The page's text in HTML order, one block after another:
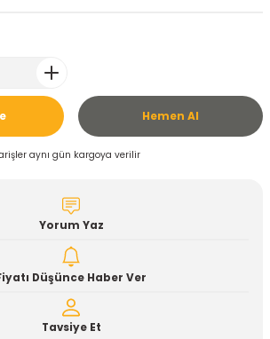
Hemen Al
aynı gün kargoya verilir
Yorum Yaz
Düşünce Haber Ver
Tavsiye Et